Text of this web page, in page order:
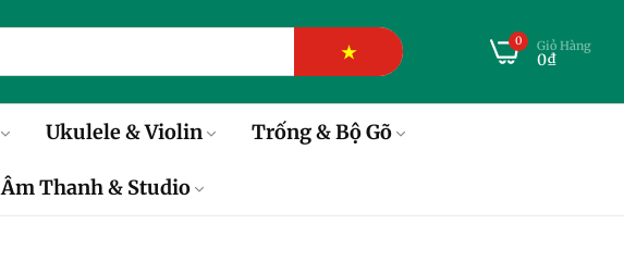
★ Giỏ Hàng
0₫
0
Ukulele & Violin Trống & Bộ Gõ
Âm Thanh & Studio